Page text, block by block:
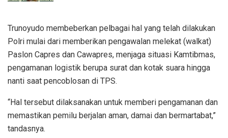
Trunoyudo membeberkan pelbagai hal yang telah dilakukan
Polri mulai dari memberikan pengawalan melekat (walkat)
Paslon Capres dan Cawapres, menjaga situasi Kamtibmas,
pengamanan logistik berupa surat dan kotak suara hingga
nanti saat pencoblosan di TPS.
“Hal tersebut dilaksanakan untuk memberi pengamanan dan
memastikan pemilu berjalan aman, damai dan bermartabat,”
tandasnya.